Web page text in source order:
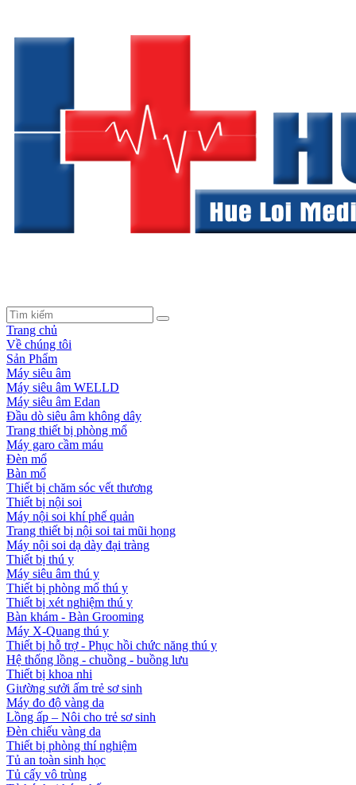
Trang chủ
Về chúng tôi
Sản Phẩm
Máy siêu âm
Máy siêu âm WELLD
Máy siêu âm Edan
Đầu dò siêu âm không dây
Trang thiết bị phòng mổ
Máy garo cầm máu
Đèn mổ
Bàn mổ
Thiết bị chăm sóc vết thương
Thiết bị nội soi
Máy nội soi khí phế quản
Trang thiết bị nội soi tai mũi họng
Máy nội soi dạ dày đại tràng
Thiết bị thú y
Máy siêu âm thú y
Thiết bị phòng mổ thú y
Thiết bị xét nghiệm thú y
Bàn khám - Bàn Grooming
Máy X-Quang thú y
Thiết bị hỗ trợ - Phục hồi chức năng thú y
Hệ thống lồng - chuồng - buồng lưu
Thiết bị khoa nhi
Giường sưởi ấm trẻ sơ sinh
Máy đo độ vàng da
Lồng ấp – Nôi cho trẻ sơ sinh
Đèn chiếu vàng da
Thiết bị phòng thí nghiệm
Tủ an toàn sinh học
Tủ cấy vô trùng